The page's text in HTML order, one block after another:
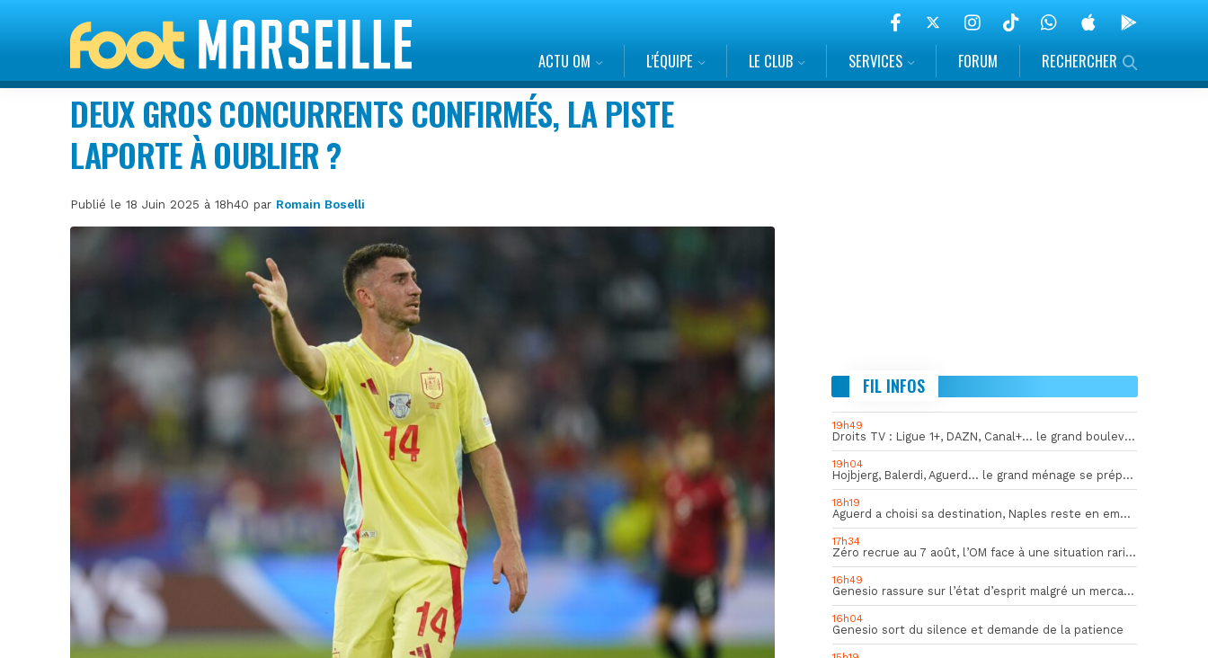
ACTU OM L’ÉQUIPE LE CLUB SERVICES FORUM RECHERCHER
DEUX GROS CONCURRENTS CONFIRMÉS, LA PISTE
LAPORTE À OUBLIER ?
Publié le 18 Juin 2025 à 18h40 par Romain Boselli
FIL INFOS
19h49
Droits TV : Ligue 1+, DAZN, Canal+… le grand bouleversement
19h04
Hojbjerg, Balerdi, Aguerd… le grand ménage se prépare
18h19
Aguerd a choisi sa destination, Naples reste en embuscade
17h34
Zéro recrue au 7 août, l’OM face à une situation rarissime en Europe
16h49
Genesio rassure sur l’état d’esprit malgré un mercato inquiétant
16h04
Genesio sort du silence et demande de la patience